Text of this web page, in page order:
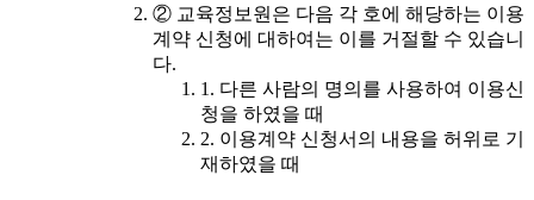
② 교육정보원은 다음 각 호에 해당하는 이용
계약 신청에 대하여는 이를 거절할 수 있습니
다.
1. 다른 사람의 명의를 사용하여 이용신
청을 하였을 때
2. 이용계약 신청서의 내용을 허위로 기
재하였을 때